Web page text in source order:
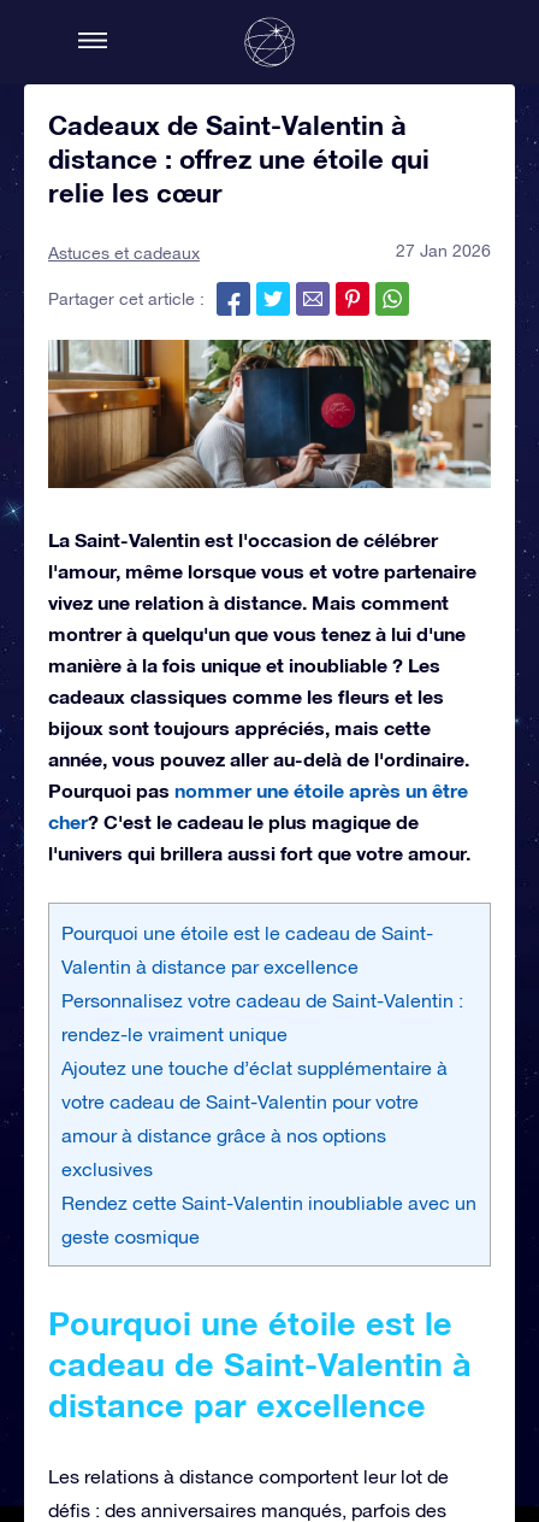
Cadeaux de Saint-Valentin à
distance : offrez une étoile qui
relie les cœur
Astuces et cadeaux 27 Jan 2026
Partager cet article :
La Saint-Valentin est l'occasion de célébrer
l'amour, même lorsque vous et votre partenaire
vivez une relation à distance. Mais comment
montrer à quelqu'un que vous tenez à lui d'une
manière à la fois unique et inoubliable ? Les
cadeaux classiques comme les fleurs et les
bijoux sont toujours appréciés, mais cette
année, vous pouvez aller au-delà de l'ordinaire.
Pourquoi pas nommer une étoile après un être
cher? C'est le cadeau le plus magique de
l'univers qui brillera aussi fort que votre amour.
Pourquoi une étoile est le cadeau de Saint-
Valentin à distance par excellence
Personnalisez votre cadeau de Saint-Valentin :
rendez-le vraiment unique
Ajoutez une touche d’éclat supplémentaire à
votre cadeau de Saint-Valentin pour votre
amour à distance grâce à nos options
exclusives
Rendez cette Saint-Valentin inoubliable avec un
geste cosmique
Pourquoi une étoile est le
cadeau de Saint-Valentin à
distance par excellence
Les relations à distance comportent leur lot de
défis : des anniversaires manqués, parfois des